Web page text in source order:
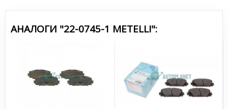
АНАЛОГИ "22-0745-1 METELLI":